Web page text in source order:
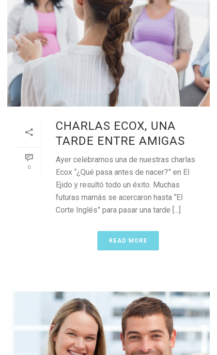
0
CHARLAS ECOX, UNA
TARDE ENTRE AMIGAS
Ayer celebramos una de nuestras charlas
Ecox “¿Qué pasa antes de nacer?” en El
Ejido y resultó todo un éxito. Muchas
futuras mamás se acercaron hasta “El
Corte Inglés” para pasar una tarde [...]
READ MORE